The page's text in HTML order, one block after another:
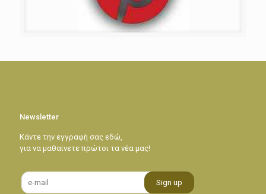
Newsletter
Κάντε την εγγραφή σας εδώ,
για να μαθαίνετε πρώτοι τα νέα μας!